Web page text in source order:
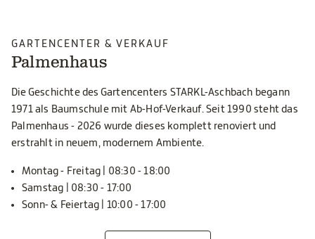
GARTENCENTER & VERKAUF
Palmenhaus
Die Geschichte des Gartencenters STARKL-Aschbach begann
1971 als Baumschule mit Ab-Hof-Verkauf. Seit 1990 steht das
Palmenhaus - 2026 wurde dieses komplett renoviert und
erstrahlt in neuem, modernem Ambiente.
Montag - Freitag | 08:30 - 18:00
Samstag | 08:30 - 17:00
Sonn- & Feiertag | 10:00 - 17:00